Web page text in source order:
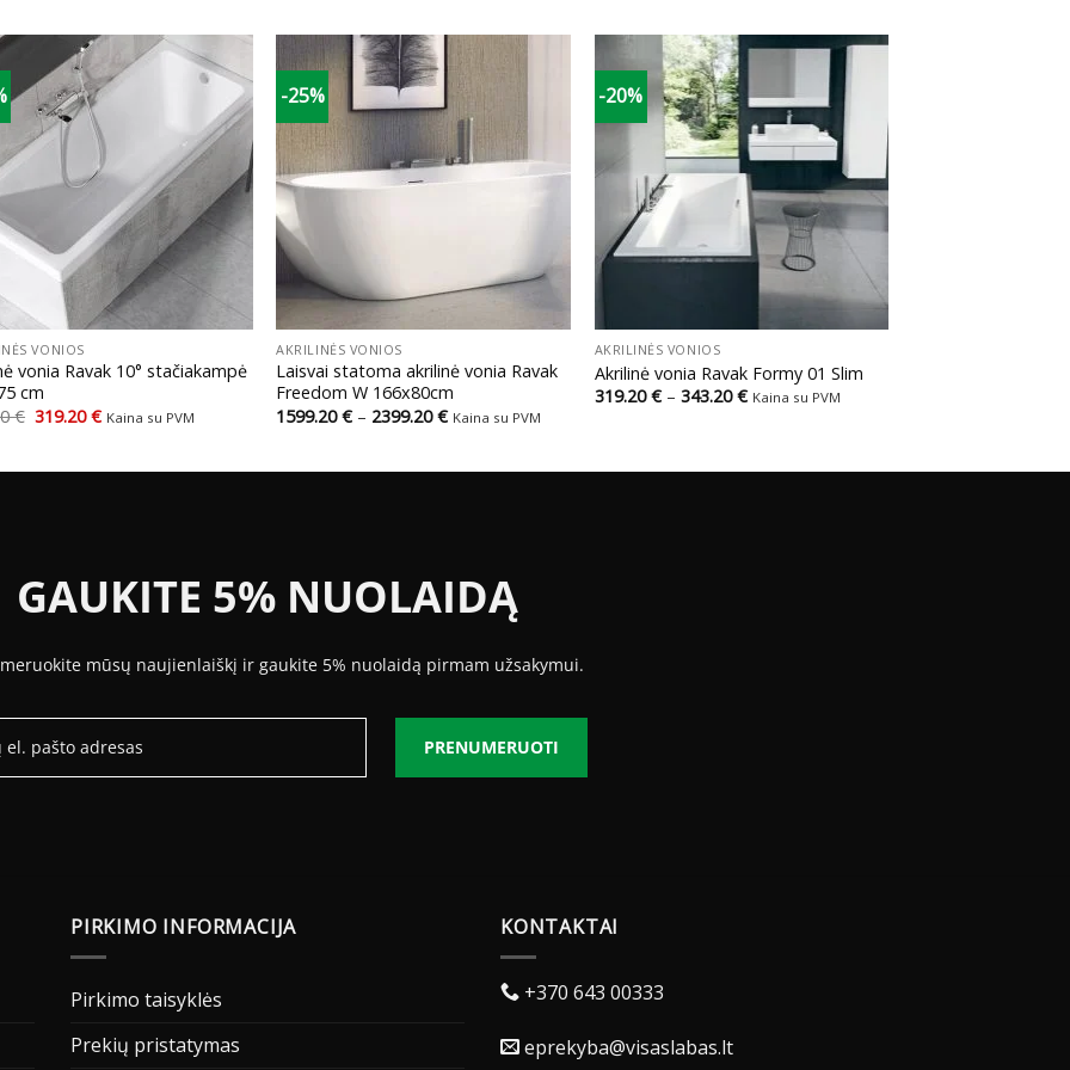
VONIOS
vonia Ravak 10° stačiakampė
cm
€ Original
319.20€Current
Kaina su PVM
-25%
AKRILINĖS VONIOS
Laisvai statoma akrilinė vonia Ravak
Freedom W 166x80cm
1599.20€ – 2399.20€Price
Kaina su PVM
-20%
AKRILINĖS VONIOS
Akrilinė vonia Ravak Formy 01 Slim
319.20€ – 343.20€Price
Kaina su PVM
GAUKITE 5% NUOLAIDĄ
mūsų naujienlaiškį ir gaukite 5% nuolaidą pirmam užsakymui.
PRENUMERUOTI
PIRKIMO INFORMACIJA
Pirkimo taisyklės
Prekių pristatymas
KONTAKTAI
+370 643 00333
eprekyba@visaslabas.lt